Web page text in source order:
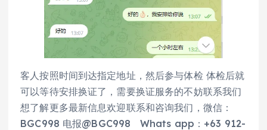
客人按照时间到达指定地址，然后参与体检 体检后就
可以等待安排换证了，需要换证服务的不妨联系我们
想了解更多最新信息欢迎联系和咨询我们，微信：
BGC998 电报@BGC998 Whats app：+63 912-